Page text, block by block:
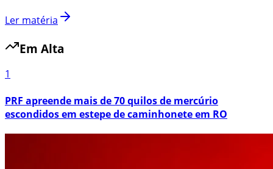
Ler matéria
Em Alta
1
PRF apreende mais de 70 quilos de mercúrio
escondidos em estepe de caminhonete em RO